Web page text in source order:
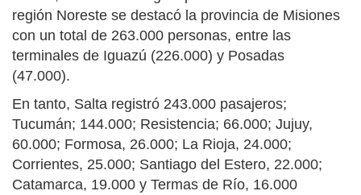
región Noreste se destacó la provincia de Misiones
con un total de 263.000 personas, entre las
terminales de Iguazú (226.000) y Posadas
(47.000).
En tanto, Salta registró 243.000 pasajeros;
Tucumán; 144.000; Resistencia; 66.000; Jujuy,
60.000; Formosa, 26.000; La Rioja, 24.000;
Corrientes, 25.000; Santiago del Estero, 22.000;
Catamarca, 19.000 y Termas de Río, 16.000